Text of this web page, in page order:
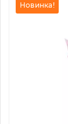
Новинка!